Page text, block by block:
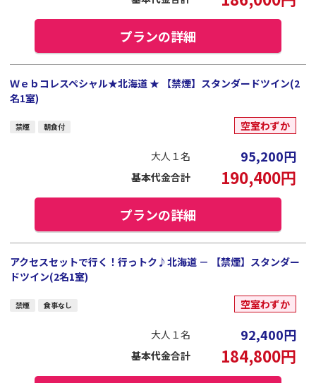
プランの詳細
Ｗｅｂコレスペシャル★北海道 ★ 【禁煙】スタンダードツイン(2
名1室)
禁煙 朝食付 空室わずか
大人１名 95,200円
基本代金合計 190,400円
プランの詳細
アクセスセットで行く！行っトク♪北海道 － 【禁煙】スタンダー
ドツイン(2名1室)
禁煙 食事なし 空室わずか
大人１名 92,400円
基本代金合計 184,800円